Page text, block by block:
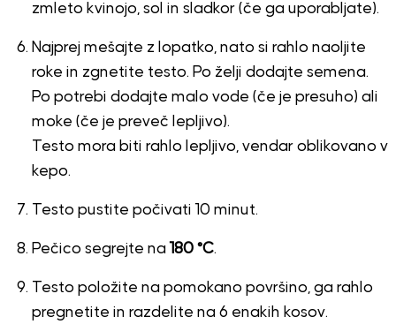
zmleto kvinojo, sol in sladkor (če ga uporabljate).
Najprej mešajte z lopatko, nato si rahlo naoljite
roke in zgnetite testo. Po želji dodajte semena.
Po potrebi dodajte malo vode (če je presuho) ali
moke (če je preveč lepljivo).
Testo mora biti rahlo lepljivo, vendar oblikovano v
kepo.
Testo pustite počivati 10 minut.
Pečico segrejte na 180 °C.
Testo položite na pomokano površino, ga rahlo
pregnetite in razdelite na 6 enakih kosov.